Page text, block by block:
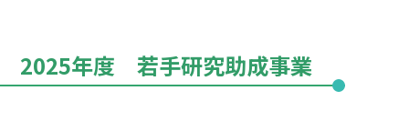
2025年度 若手研究助成事業